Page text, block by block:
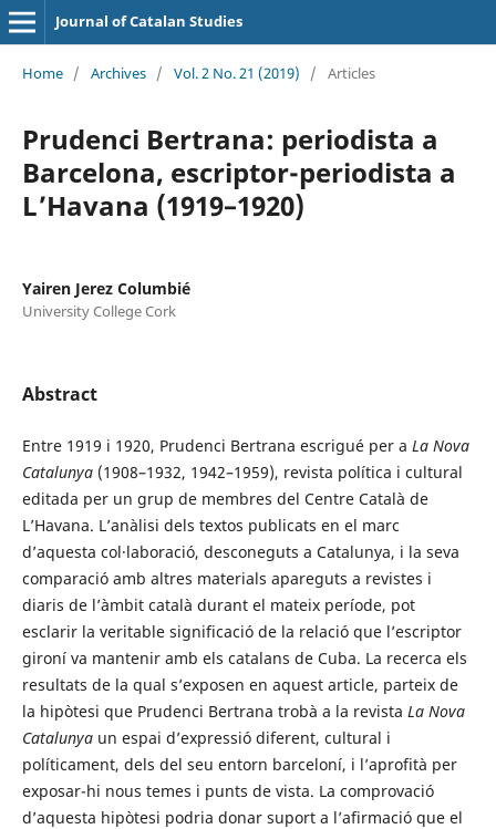
Journal of Catalan Studies
Home / Archives / Vol. 2 No. 21 (2019) / Articles
Prudenci Bertrana: periodista a
Barcelona, escriptor-periodista a
L’Havana (1919–1920)
Yairen Jerez Columbié
University College Cork
Abstract
Entre 1919 i 1920, Prudenci Bertrana escrigué per a La Nova
Catalunya(1908–1932, 1942–1959), revista política i cultural
editada per un grup de membres del Centre Català de
L’Havana. L’anàlisi dels textos publicats en el marc
d’aquesta col·laboració, desconeguts a Catalunya, i la seva
comparació amb altres materials apareguts a revistes i
diaris de l’àmbit català durant el mateix període, pot
esclarir la veritable significació de la relació que l’escriptor
gironí va mantenir amb els catalans de Cuba. La recerca els
resultats de la qual s’exposen en aquest article, parteix de
la hipòtesi que Prudenci Bertrana trobà a la revista La Nova
Catalunyaun espai d’expressió diferent, cultural i
políticament, dels del seu entorn barceloní, i l’aprofità per
exposar-hi nous temes i punts de vista. La comprovació
d’aquesta hipòtesi podria donar suport a l’afirmació que el